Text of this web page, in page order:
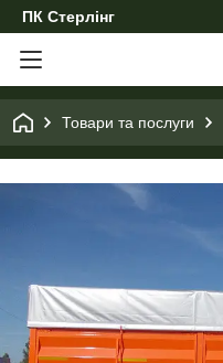
ПК Стерлінг
Товари та послуги